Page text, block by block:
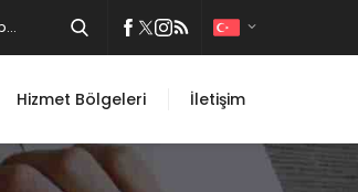
Hizmet Bölgeleri İletişim